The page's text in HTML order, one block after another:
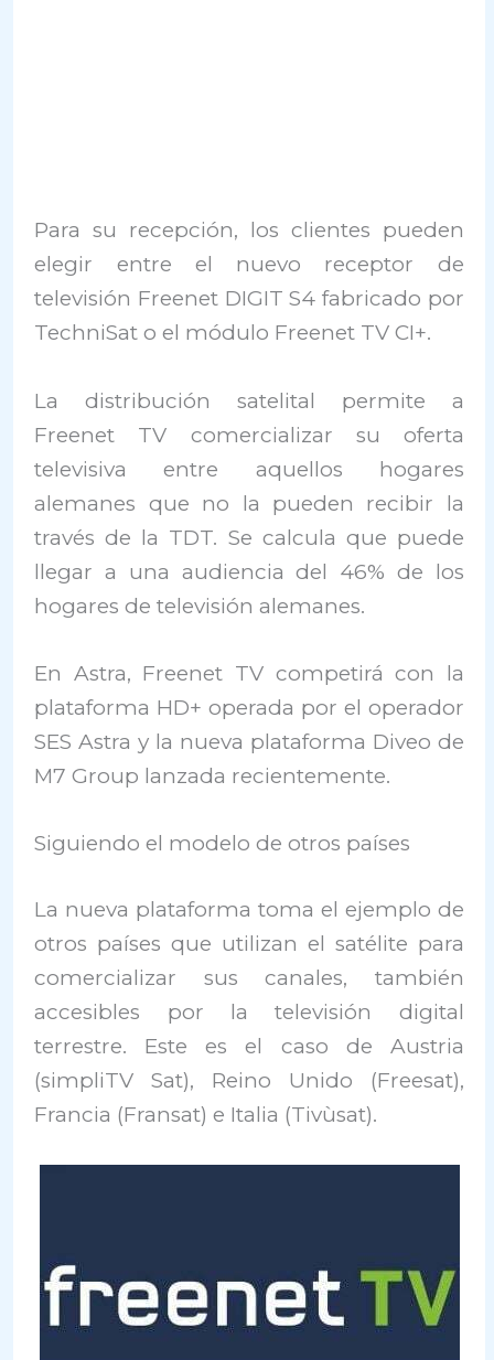
Para su recepción, los clientes pueden
elegir entre el nuevo receptor de
televisión Freenet DIGIT S4 fabricado por
TechniSat o el módulo Freenet TV CI+.
La distribución satelital permite a
Freenet TV comercializar su oferta
televisiva entre aquellos hogares
alemanes que no la pueden recibir la
través de la TDT. Se calcula que puede
llegar a una audiencia del 46% de los
hogares de televisión alemanes.
En Astra, Freenet TV competirá con la
plataforma HD+ operada por el operador
SES Astra y la nueva plataforma Diveo de
M7 Group lanzada recientemente.
Siguiendo el modelo de otros países
La nueva plataforma toma el ejemplo de
otros países que utilizan el satélite para
comercializar sus canales, también
accesibles por la televisión digital
terrestre. Este es el caso de Austria
(simpliTV Sat), Reino Unido (Freesat),
Francia (Fransat) e Italia (Tivùsat).